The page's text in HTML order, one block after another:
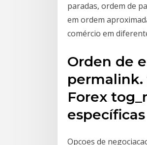
paradas, ordem de
em ordem
comércio em
Orden de
permalink.
Forex
Opcoes de